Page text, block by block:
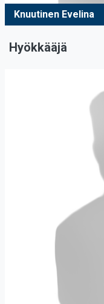
Knuutinen Evelina
Hyökkääjä